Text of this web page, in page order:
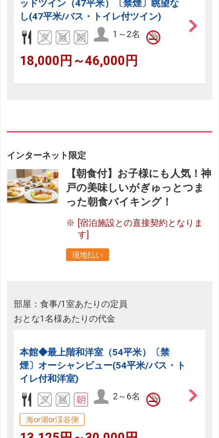
ッドツイン（47平米）〔禁煙〕眺望な
し(47平米/バス・トイレ付ツイン)
1～2名
18,000円～46,000円
インターネット限定
【朝食付】お子様にも人気！神
戸の美味しいがぎゅっとつま
った朝食バイキング！
[宿泊施設との直接契約となりま
す]
現地払い
部屋：食事/1室あたりの定員
おとな1名様あたりの代金
本館◆最上階和洋室（54平米）〔禁
煙〕オーシャンビュー(54平米/バス・ト
イレ付和洋室)
2～6名
海or湖or渓谷側